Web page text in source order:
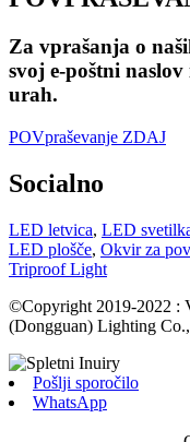
Za vprašanja o
svoj e-poštni
urah.
POVpraševanje ZDAJ
Socialno
LED letvica, LED
LED plošče, Okvir za
Triproof Light
©Copyright 2019-2022 :
(Dongguan) Lighting
Pošlji sporočilo
WhatsApp